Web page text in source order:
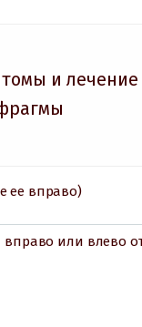
и
ее вправо)
вправо или влево